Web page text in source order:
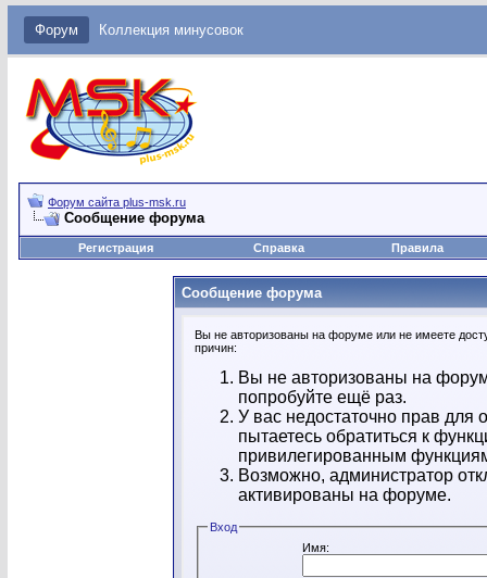
Форум Коллекция минусовок
Форум сайта plus-msk.ru
Сообщение форума
Регистрация Справка Правила
Сообщение форума
Вы не авторизованы на форуме или не имеете
причин:
Вы не авторизованы на
попробуйте ещё раз.
У вас недостаточно прав
пытаетесь обратиться к
привилегированным
Возможно, администратор
активированы на форуме.
Вход
Имя: